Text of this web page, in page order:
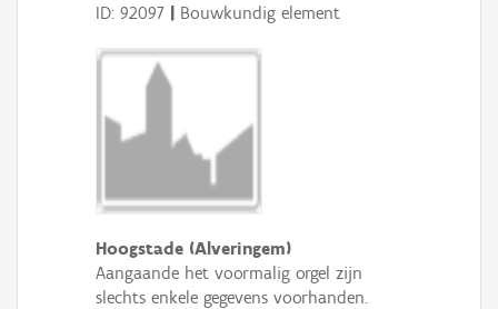
ID: 92097 | Bouwkundig element
Hoogstade (Alveringem)
Aangaande het voormalig orgel zijn
slechts enkele gegevens voorhanden.